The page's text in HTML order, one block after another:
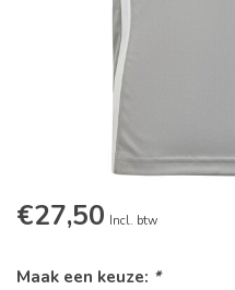
€27,50 Incl. btw
Maak een keuze: *